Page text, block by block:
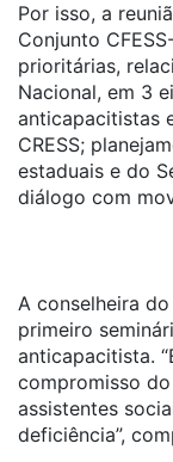
Por isso, a
Conjunto
prioritárias,
Nacional, em 3
anticapacitistas
CRESS;
estaduais e do
diálogo com
A conselheira
primeiro
anticapacitista.
compromisso do
assistentes
deficiência”,